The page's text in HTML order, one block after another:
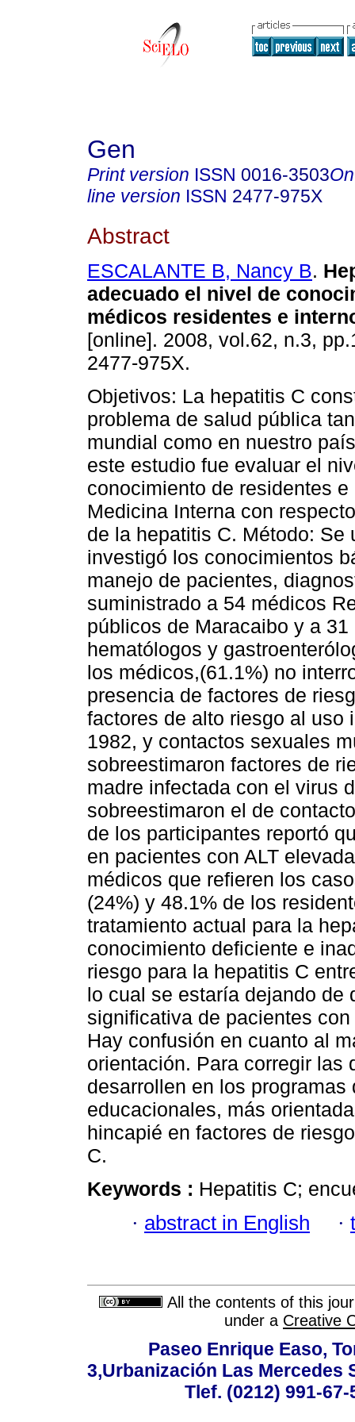
Gen
Print version ISSN 0016-3503
line version ISSN 2477-975X
Abstract
ESCALANTE B, Nancy B.
adecuado el nivel de
médicos residentes e
[online]. 2008, vol.62, n.3,
2477-975X.
Objetivos: La hepatitis C
problema de salud pública
mundial como en nuestro
este estudio fue evaluar el
conocimiento de residentes e
Medicina Interna con
de la hepatitis C. Método:
investigó los conocimientos
manejo de pacientes,
suministrado a 54 médicos
públicos de Maracaibo y a
hematólogos y
los médicos,(61.1%) no
presencia de factores de
factores de alto riesgo al uso
1982, y contactos sexuales
sobreestimaron factores de
madre infectada con el virus
sobreestimaron el de
de los participantes reportó
en pacientes con ALT
médicos que refieren los
(24%) y 48.1% de los
tratamiento actual para la
conocimiento deficiente e
riesgo para la hepatitis C
lo cual se estaría dejando de
significativa de pacientes
Hay confusión en cuanto al
orientación. Para corregir las
desarrollen en los
educacionales, más
hincapié en factores de
C.
Keywords : Hepatitis C;
· abstract in English ·
All the contents of this
under a Creative
Paseo Enrique Easo,
3,Urbanización Las Mercedes
Tlef. (0212) 991-